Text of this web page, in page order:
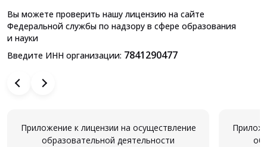
Вы можете проверить нашу лицензию на сайте
Федеральной службы по надзору в сфере образования
и науки
Введите ИНН организации: 7841290477
Приложение к лицензии на осуществление
образовательной деятельности